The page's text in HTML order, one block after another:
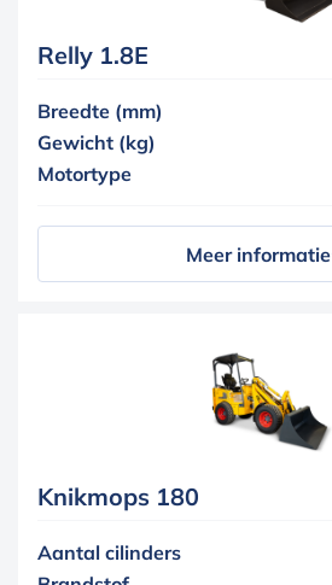
Relly 1.8E
Breedte (mm)
Gewicht (kg)
Motortype
Meer informatie
Knikmops 180
Aantal cilinders